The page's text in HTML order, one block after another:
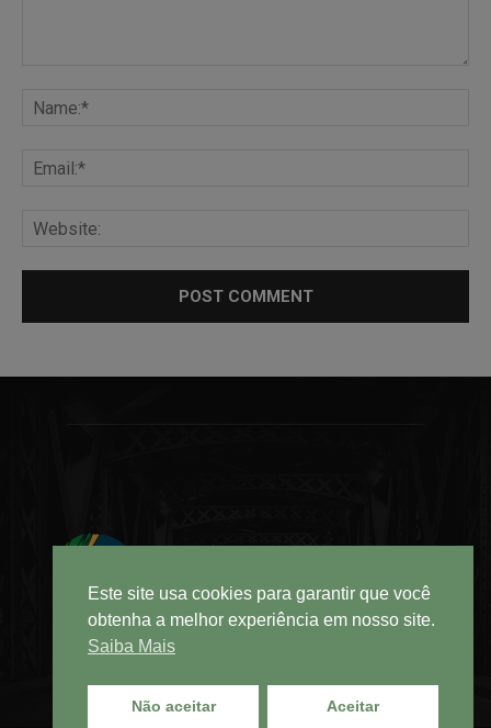
Este site usa cookies para garantir que você
obtenha a melhor experiência em nosso site.
Saiba Mais
Não aceitar Aceitar